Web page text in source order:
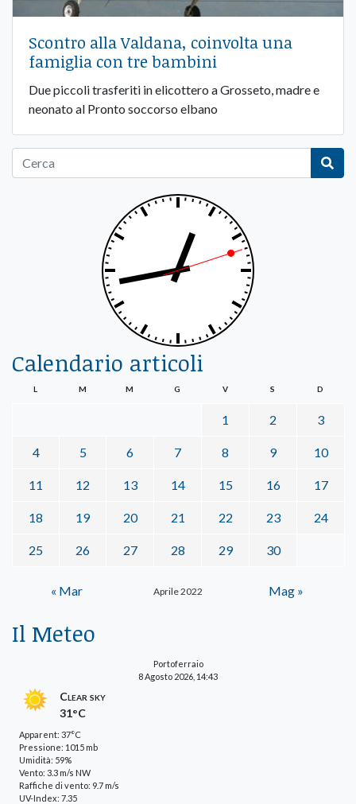
Scontro alla Valdana, coinvolta una
famiglia con tre bambini
Due piccoli trasferiti in elicottero a Grosseto, madre e
neonato al Pronto soccorso elbano
Calendario articoli
Aprile 2022
L M M G V S D
1 2 3
4 5 6 7 8 9 10
11 12 13 14 15 16 17
18 19 20 21 22 23 24
25 26 27 28 29 30
« Mar Mag »
Il Meteo
Portoferraio
8 Agosto 2026, 14:43
Clear sky
31°C
Apparent: 37°C
Pressione: 1015 mb
Umidità: 59%
Vento: 3.3 m/s NW
Raffiche di vento: 9.7 m/s
UV-Index: 7.35